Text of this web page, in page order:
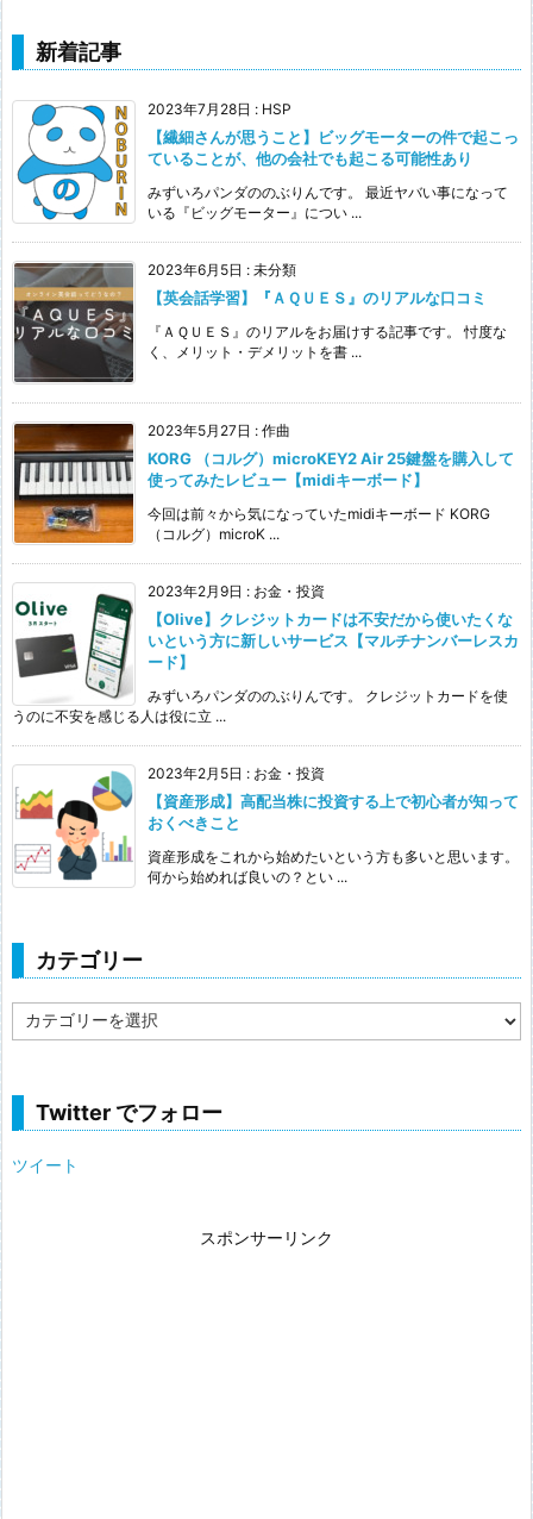
新着記事
2023年7月28日 : HSP
【繊細さんが思うこと】ビッグモーターの件で起こっ
ていることが、他の会社でも起こる可能性あり
みずいろパンダののぶりんです。 最近ヤバい事になって
いる『ビッグモーター』につい ...
2023年6月5日 : 未分類
【英会話学習】『ＡＱＵＥＳ』のリアルな口コミ
『ＡＱＵＥＳ』のリアルをお届けする記事です。 忖度な
く、メリット・デメリットを書 ...
2023年5月27日 : 作曲
KORG （コルグ）microKEY2 Air 25鍵盤を購入して
使ってみたレビュー【midiキーボード】
今回は前々から気になっていたmidiキーボード KORG
（コルグ）microK ...
2023年2月9日 : お金・投資
【Olive】クレジットカードは不安だから使いたくな
いという方に新しいサービス【マルチナンバーレスカ
ード】
みずいろパンダののぶりんです。 クレジットカードを使
うのに不安を感じる人は役に立 ...
2023年2月5日 : お金・投資
【資産形成】高配当株に投資する上で初心者が知って
おくべきこと
資産形成をこれから始めたいという方も多いと思います。
何から始めれば良いの？とい ...
カテゴリー
テ
Twitter でフォロー
ツイート
スポンサーリンク